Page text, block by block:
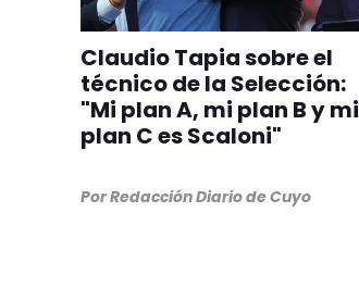
Claudio Tapia sobre el
técnico de la Selección:
"Mi plan A, mi plan B y mi
plan C es Scaloni"
PorRedacción Diario de Cuyo